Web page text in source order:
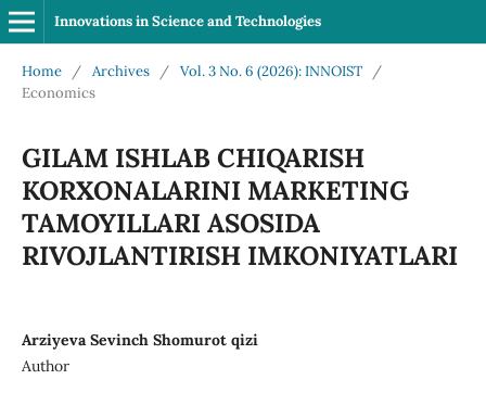
Innovations in Science and Technologies
Home / Archives / Vol. 3 No. 6 (2026): INNOIST
/
Economics
GILAM ISHLAB CHIQARISH
KORXONALARINI MARKETING
TAMOYILLARI ASOSIDA
RIVOJLANTIRISH IMKONIYATLARI
Arziyeva Sevinch Shomurot qizi
Author